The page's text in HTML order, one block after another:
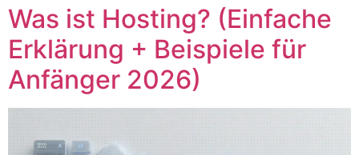
DE
Was ist Hosting? (Einfache
Erklärung + Beispiele für
Anfänger 2026)